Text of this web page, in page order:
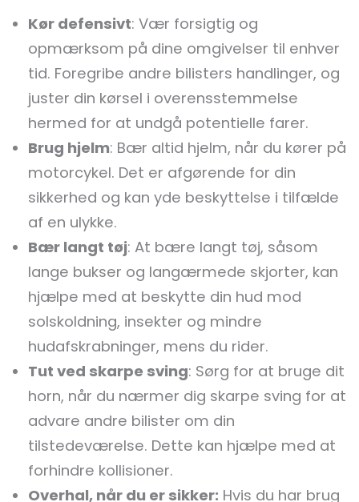
Kør defensivt: Vær forsigtig og
opmærksom på dine omgivelser til enhver
tid. Foregribe andre bilisters handlinger, og
juster din kørsel i overensstemmelse
hermed for at undgå potentielle farer.
Brug hjelm: Bær altid hjelm, når du kører på
motorcykel. Det er afgørende for din
sikkerhed og kan yde beskyttelse i tilfælde
af en ulykke.
Bær langt tøj: At bære langt tøj, såsom
lange bukser og langærmede skjorter, kan
hjælpe med at beskytte din hud mod
solskoldning, insekter og mindre
hudafskrabninger, mens du rider.
Tut ved skarpe sving: Sørg for at bruge dit
horn, når du nærmer dig skarpe sving for at
advare andre bilister om din
tilstedeværelse. Dette kan hjælpe med at
forhindre kollisioner.
Overhal, når du er sikker: Hvis du har brug